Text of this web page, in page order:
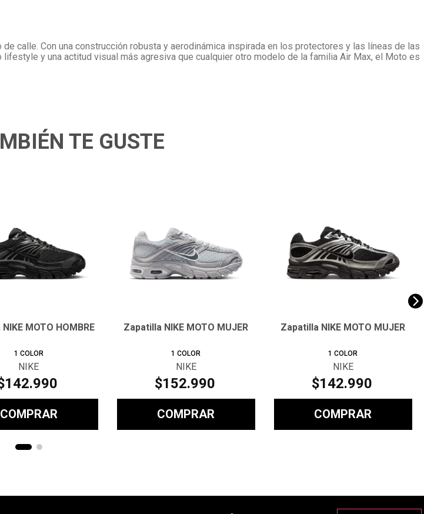
calle. Con una construcción robusta y aerodinámica inspirada en los protectores y las líneas de las
y una actitud visual más agresiva que cualquier otro modelo de la familia Air Max, el Moto es
TE GUSTE
MOTO HOMBRE
1 COLOR
NIKE
142.990
COMPRAR
Zapatilla NIKE MOTO MUJER
1 COLOR
NIKE
$152.990
COMPRAR
Zapatilla NIKE MOTO MUJER
1 COLOR
NIKE
$142.990
COMPRAR